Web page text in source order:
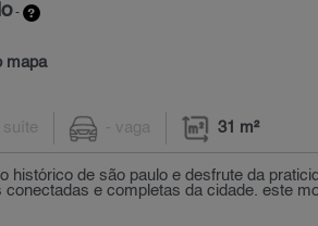
-
mapa
suíte - vaga 31 m²
histórico de são paulo e desfrute da
e completas da cidade. este